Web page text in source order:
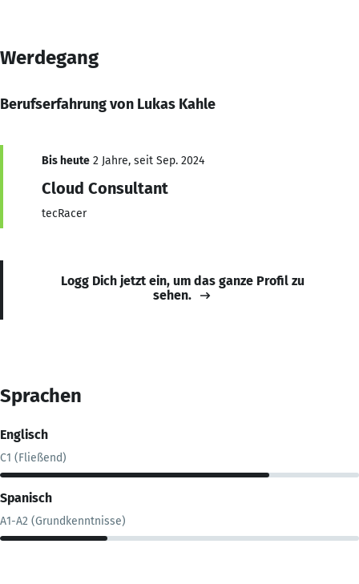
Werdegang
Berufserfahrung von Lukas Kahle
Bis heute 2 Jahre, seit Sep. 2024
Cloud Consultant
tecRacer
Logg Dich jetzt ein, um das ganze Profil zu
sehen.
Sprachen
Englisch
C1 (Fließend)
Spanisch
A1-A2 (Grundkenntnisse)